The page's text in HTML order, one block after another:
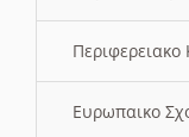
Ευρωπαικο